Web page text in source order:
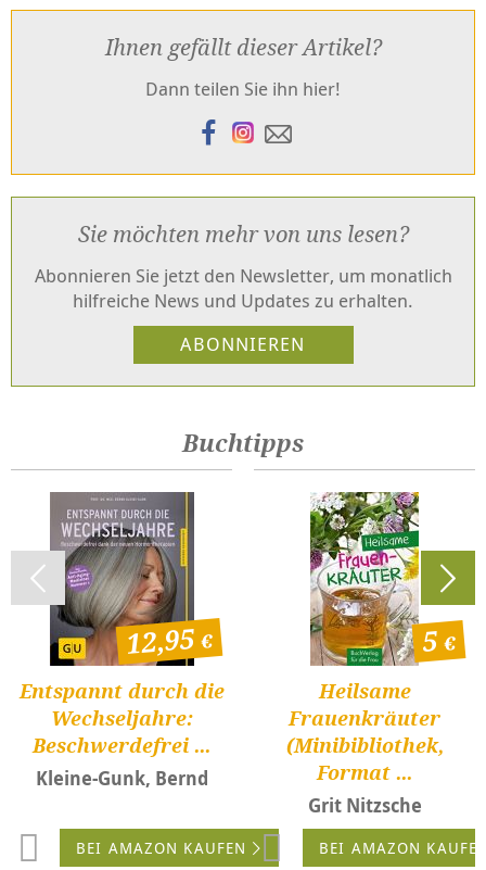
Ihnen gefällt dieser Artikel?
Dann teilen Sie ihn hier!
Sie möchten mehr von uns lesen?
Abonnieren Sie jetzt den Newsletter, um monatlich
hilfreiche News und Updates zu erhalten.
Buchtipps
Entspannt durch die
Wechseljahre:
Beschwerdefrei ...
Kleine-Gunk, Bernd
12,95
BEI AMAZON KAUFEN
Heilsame
Frauenkräuter
(Minibibliothek,
Format ...
Grit Nitzsche
5
BEI AMAZON